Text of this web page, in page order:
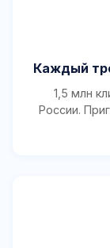
Каждый
1,5 млн
России.